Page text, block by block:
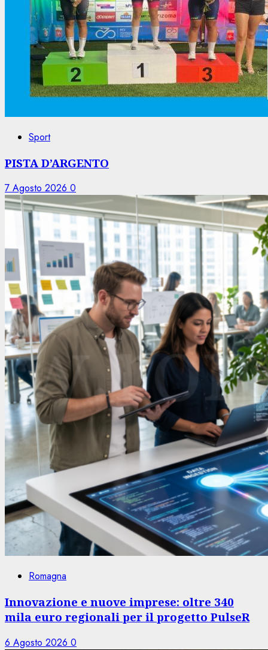
Sport
PISTA D’ARGENTO
7 Agosto 2026 0
Romagna
Innovazione e nuove imprese: oltre 340
mila euro regionali per il progetto PulseR
6 Agosto 2026 0